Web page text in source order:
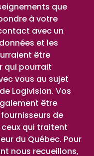
que
à votre
avec un
et les
être
qui pourrait
vous au sujet
Logivision. Vos
être
de
qui traitent
du Québec. Pour
nous recueillons,